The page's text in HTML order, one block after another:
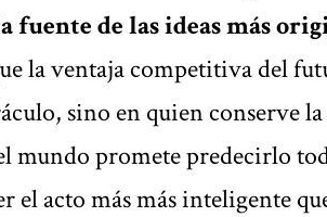
fuente de las ideas más
la ventaja competitiva del
sino en quien conserve
mundo promete predecirlo
el acto más más inteligente